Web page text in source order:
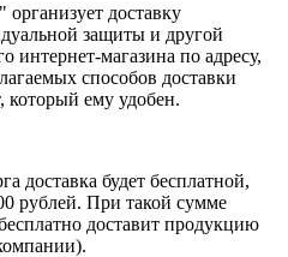
доставку
защиты и другой
интернет-магазина по адресу,
способов доставки
который ему удобен.
доставка будет бесплатной,
рублей. При такой сумме
доставит продукцию